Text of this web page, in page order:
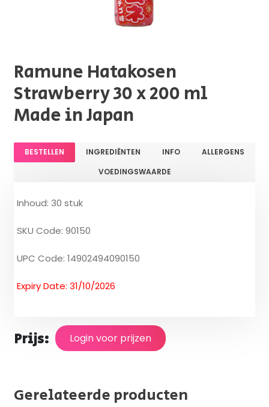
Ramune Hatakosen
Strawberry 30 x 200 ml
Made in Japan
BESTELLEN INGREDIËNTEN INFO
ALLERGENS
VOEDINGSWAARDE
Inhoud: 30 stuk
SKU Code: 90150
UPC Code: 14902494090150
Expiry Date: 31/10/2026
Prijs: Login voor prijzen
Gerelateerde producten